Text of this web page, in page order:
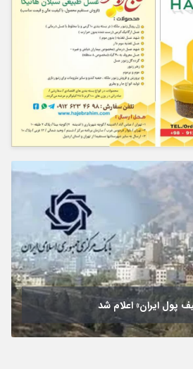
پول ایران» اعلام شد